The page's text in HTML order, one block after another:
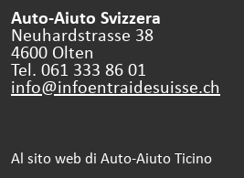
Auto-Aiuto Svizzera
Neuhardstrasse 38
4600 Olten
Tel. 061 333 86 01
info@infoentraidesuisse.ch
Al sito web di Auto-Aiuto Ticino